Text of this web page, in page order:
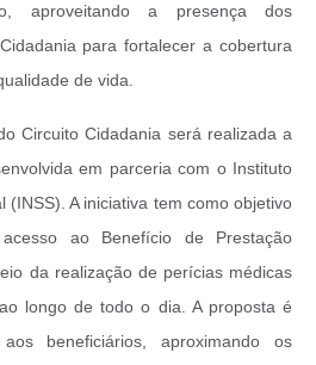
aproveitando a presença dos
para fortalecer a cobertura
de vida.
Circuito Cidadania será realizada a
em parceria com o Instituto
(INSS). A iniciativa tem como objetivo
ao Benefício de Prestação
da realização de perícias médicas
longo de todo o dia. A proposta é
beneficiários, aproximando os